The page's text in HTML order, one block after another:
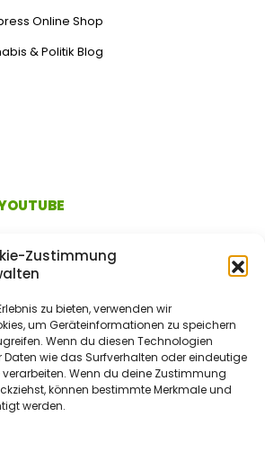
Zustimmung
zu bieten, verwenden wir
um Geräteinformationen zu speichern
Wenn du diesen Technologien
Daten wie das Surfverhalten oder eindeutige
verarbeiten. Wenn du deine Zustimmung
können bestimmte Merkmale und
werden.
Online Shop
& Politik Blog